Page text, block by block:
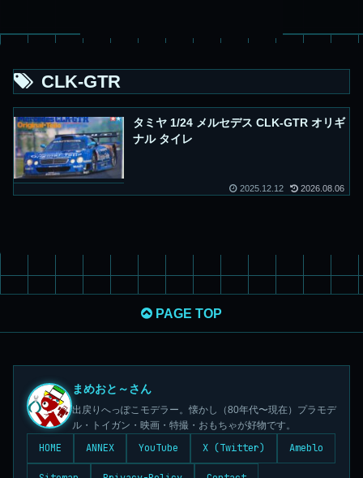
CLK-GTR
タミヤ 1/24 メルセデス CLK-GTR オリギ
ナル タイレ
2025.12.12 2026.08.06
PAGE TOP
まめおと～さん
出戻りへっぽこモデラー。懐かし（80年代〜現在）プラモデ
ル・トイガン・映画・特撮・おもちゃが好物です。
HOME ANNEX YouTube X (Twitter) Ameblo